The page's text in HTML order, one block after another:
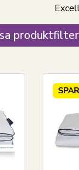
produktfilter